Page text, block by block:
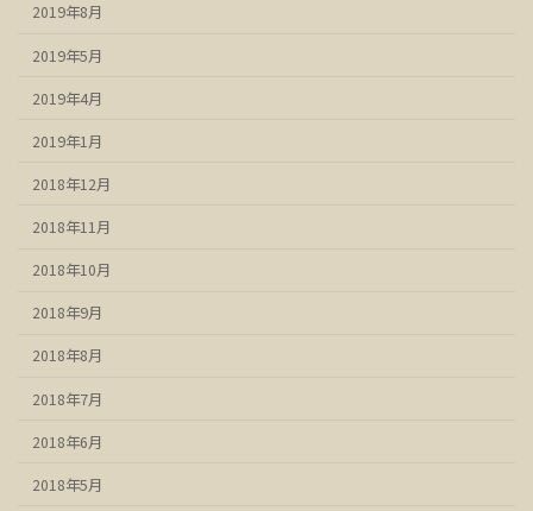
2019年8月
2019年5月
2019年4月
2019年1月
2018年12月
2018年11月
2018年10月
2018年9月
2018年8月
2018年7月
2018年6月
2018年5月